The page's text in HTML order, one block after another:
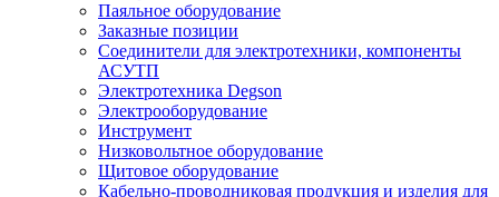
Паяльное оборудование
Заказные позиции
Соединители для электротехники, компоненты
АСУТП
Электротехника Degson
Электрооборудование
Инструмент
Низковольтное оборудование
Щитовое оборудование
Кабельно-проводниковая продукция и изделия для